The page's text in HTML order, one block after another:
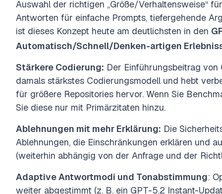
Auswahl der richtigen „Größe/Verhaltensweise“
Antworten für einfache Prompts, tiefergehende
ist dieses Konzept heute am deutlichsten in den
Automatisch/Schnell/Denken-artigen
Stärkere Codierung: Der Einführungsbeitrag
damals stärkstes Codierungsmodell und hebt
für größere Repositories hervor. Wenn Sie
Sie diese nur mit Primärzitaten hinzu.
Ablehnungen mit mehr Erklärung: Die
Ablehnungen, die Einschränkungen erklären und
(weiterhin abhängig von der Anfrage und der
Adaptive Antwortmodi und Tonabstimmung:
weiter abgestimmt (z. B. ein GPT-5.2 Instant-